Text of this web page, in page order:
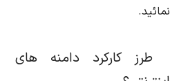
کارکرد دامنه های